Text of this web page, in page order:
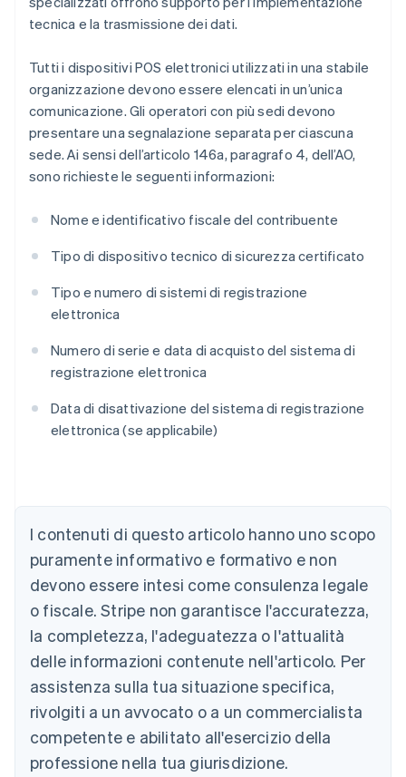
tecnica e la trasmissione dei dati.
Tutti i dispositivi POS elettronici utilizzati in una stabile
organizzazione devono essere elencati in un’unica
comunicazione. Gli operatori con più sedi devono
presentare una segnalazione separata per ciascuna
sede. Ai sensi dell’articolo 146a, paragrafo 4, dell’AO,
sono richieste le seguenti informazioni:
Nome e identificativo fiscale del contribuente
Tipo di dispositivo tecnico di sicurezza certificato
Tipo e numero di sistemi di registrazione
elettronica
Numero di serie e data di acquisto del sistema di
registrazione elettronica
Data di disattivazione del sistema di registrazione
elettronica (se applicabile)
I contenuti di questo articolo hanno uno scopo
puramente informativo e formativo e non
devono essere intesi come consulenza legale
o fiscale. Stripe non garantisce l'accuratezza,
la completezza, l'adeguatezza o l'attualità
delle informazioni contenute nell'articolo. Per
assistenza sulla tua situazione specifica,
rivolgiti a un avvocato o a un commercialista
competente e abilitato all'esercizio della
professione nella tua giurisdizione.
English
DeutschEnglish
Belgio
Nederlands Français English
Brasile
PortuguêsEnglish
Bulgaria
Canada
EnglishFrançais
Cina continentale
简体中文English
Cipro